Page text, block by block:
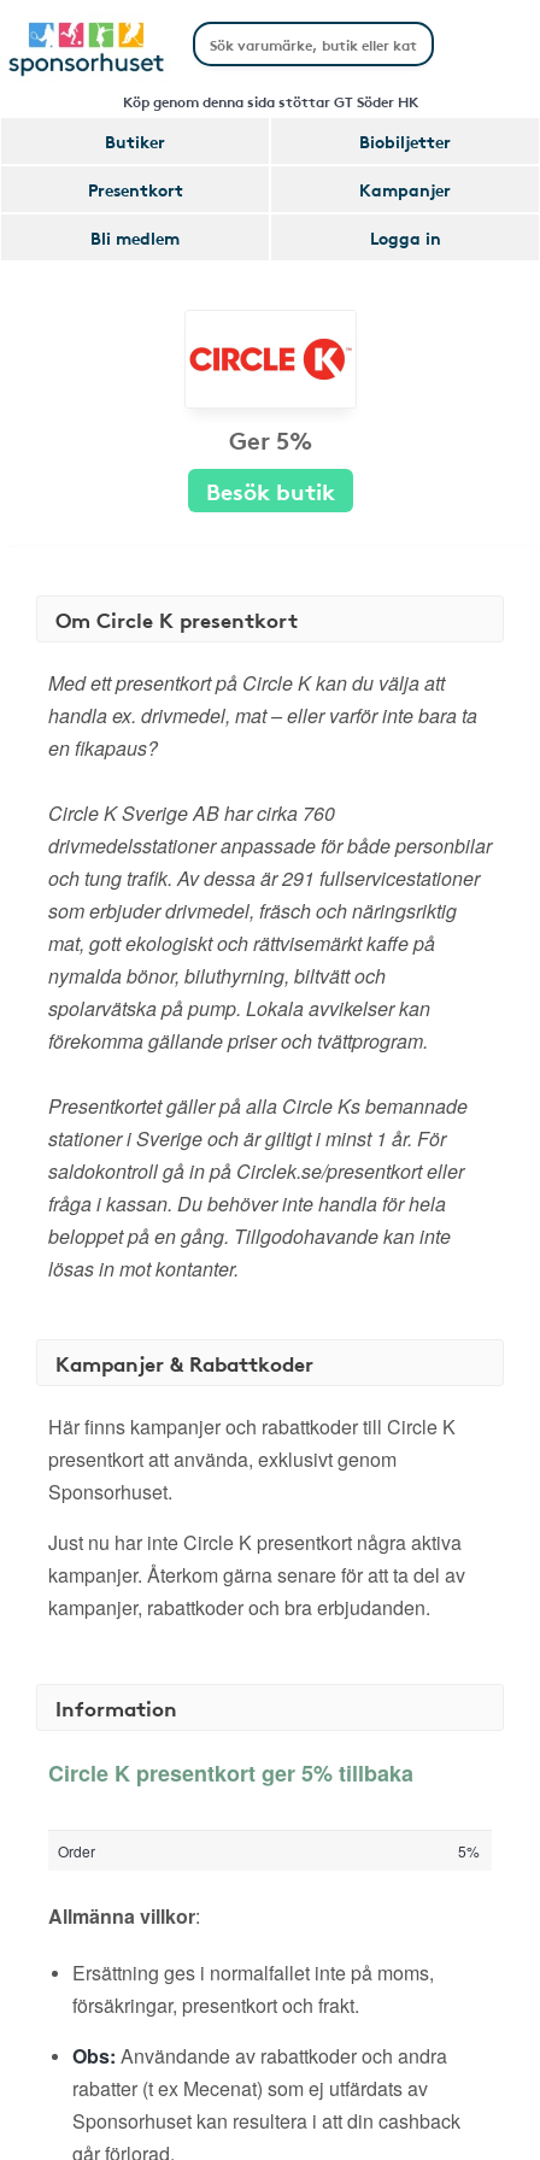
Köp genom denna sida stöttar GT Söder HK
Butiker
Biobiljetter
Presentkort
Kampanjer
Bli medlem
Logga in
Ger 5%
Besök butik
Om Circle K presentkort
Med ett presentkort på Circle K kan du välja att
handla ex. drivmedel, mat – eller varför inte bara ta
en fikapaus?
Circle K Sverige AB har cirka 760
drivmedelsstationer anpassade för både personbilar
och tung trafik. Av dessa är 291 fullservicestationer
som erbjuder drivmedel, fräsch och näringsriktig
mat, gott ekologiskt och rättvisemärkt kaffe på
nymalda bönor, biluthyrning, biltvätt och
spolarvätska på pump. Lokala avvikelser kan
förekomma gällande priser och tvättprogram.
Presentkortet gäller på alla Circle Ks bemannade
stationer i Sverige och är giltigt i minst 1 år. För
saldokontroll gå in på Circlek.se/presentkort eller
fråga i kassan. Du behöver inte handla för hela
beloppet på en gång. Tillgodohavande kan inte
lösas in mot kontanter.
Kampanjer & Rabattkoder
Här finns kampanjer och rabattkoder till Circle K
presentkort att använda, exklusivt genom
Sponsorhuset.
Just nu har inte Circle K presentkort några aktiva
kampanjer. Återkom gärna senare för att ta del av
kampanjer, rabattkoder och bra erbjudanden.
Information
Circle K presentkort ger 5% tillbaka
Order 5%
Allmänna villkor:
Ersättning ges i normalfallet inte på moms,
försäkringar, presentkort och frakt.
Obs: Användande av rabattkoder och andra
rabatter (t ex Mecenat) som ej utfärdats av
Sponsorhuset kan resultera i att din cashback
går förlorad.